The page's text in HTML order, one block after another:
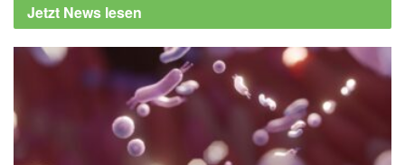
Jetzt News lesen